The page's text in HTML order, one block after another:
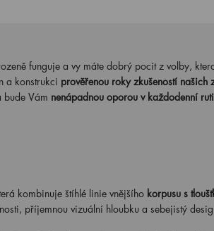
funguje a vy máte dobrý pocit z volby,
a konstrukci prověřenou roky zkušeností našich
bude Vám nenápadnou oporou v každodenní
kombinuje štíhlé linie vnějšího korpusu s
příjemnou vizuální hloubku a sebejistý